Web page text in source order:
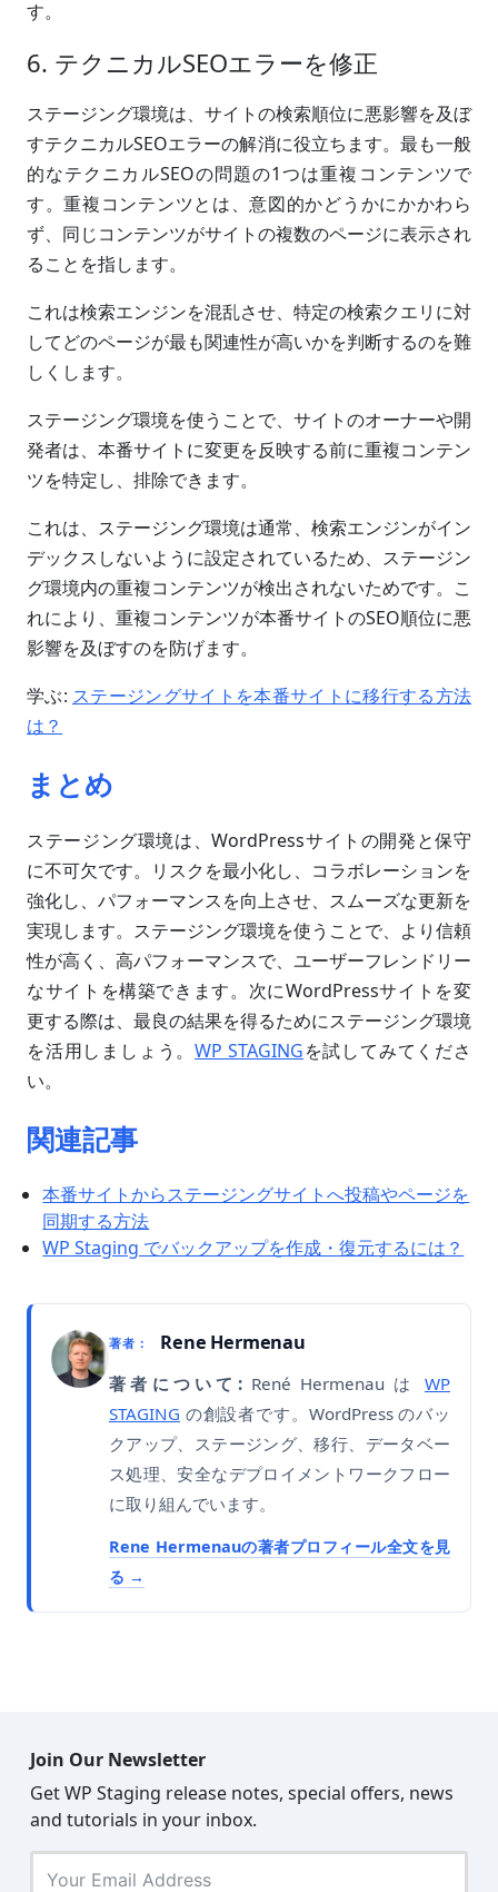
す。
6. テクニカルSEOエラーを修正
ステージング環境は、サイトの検索順位に悪影響を及ぼ
すテクニカルSEOエラーの解消に役立ちます。最も一般
的なテクニカルSEOの問題の1つは重複コンテンツで
す。重複コンテンツとは、意図的かどうかにかかわら
ず、同じコンテンツがサイトの複数のページに表示され
ることを指します。
これは検索エンジンを混乱させ、特定の検索クエリに対
してどのページが最も関連性が高いかを判断するのを難
しくします。
ステージング環境を使うことで、サイトのオーナーや開
発者は、本番サイトに変更を反映する前に重複コンテン
ツを特定し、排除できます。
これは、ステージング環境は通常、検索エンジンがイン
デックスしないように設定されているため、ステージン
グ環境内の重複コンテンツが検出されないためです。こ
れにより、重複コンテンツが本番サイトのSEO順位に悪
影響を及ぼすのを防げます。
学ぶ: ステージングサイトを本番サイトに移行する方法
は？
まとめ
ステージング環境は、WordPressサイトの開発と保守
に不可欠です。リスクを最小化し、コラボレーションを
強化し、パフォーマンスを向上させ、スムーズな更新を
実現します。ステージング環境を使うことで、より信頼
性が高く、高パフォーマンスで、ユーザーフレンドリー
なサイトを構築できます。次にWordPressサイトを変
更する際は、最良の結果を得るためにステージング環境
を活用しましょう。WP STAGINGを試してみてくださ
い。
関連記事
本番サイトからステージングサイトへ投稿やページを
同期する方法
WP Staging でバックアップを作成・復元するには？
著者： Rene Hermenau
著者について:René Hermenau はWP
STAGING の創設者です。WordPress のバッ
クアップ、ステージング、移行、データベー
ス処理、安全なデプロイメントワークフロー
に取り組んでいます。
Rene Hermenauの著者プロフィール全文を見
る
Join Our Newsletter
Get WP Staging release notes, special offers, news
and tutorials in your inbox.